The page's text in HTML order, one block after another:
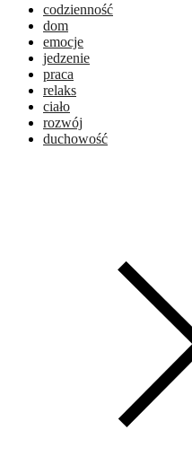
codzienność
dom
emocje
jedzenie
praca
relaks
ciało
rozwój
duchowość